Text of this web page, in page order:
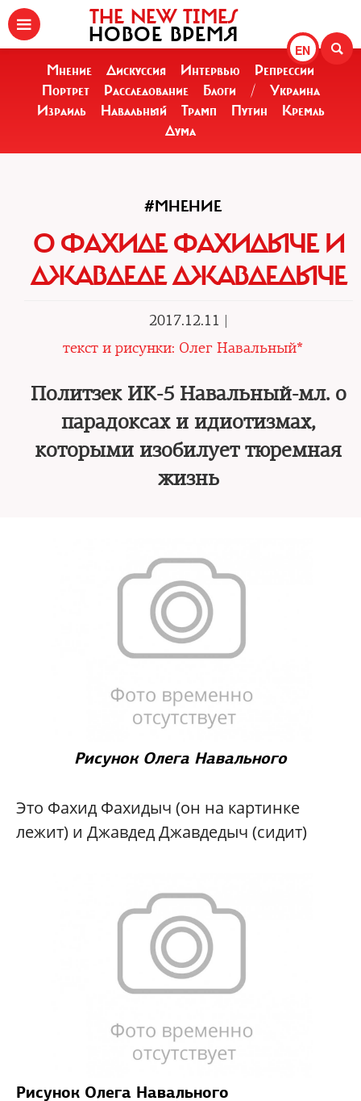
EN
THE NEW TIMES
НОВОЕ ВРЕМЯ
Мнение Дискуссия Интервью
Репрессии
Портрет
Расследование Блоги /
Украина
Израиль
Навальный Трамп Путин
Кремль
Дума
#МНЕНИЕ
О ФАХИДЕ ФАХИДЫЧЕ И
ДЖАВДЕДЕ ДЖАВДЕДЫЧЕ
2017.12.11 |
текст и рисунки: Олег Навальный*
Политзек ИК-5 Навальный-мл. о
парадоксах и идиотизмах,
которыми изобилует тюремная
жизнь
Рисунок Олега Навального
Это Фахид Фахидыч (он на картинке
лежит) и Джавдед Джавдедыч (сидит)
Рисунок Олега Навального